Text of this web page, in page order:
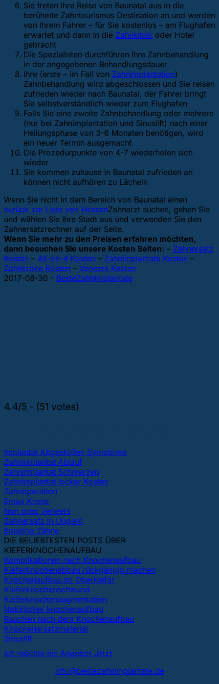
Sie treten Ihre Reise von Baunatal aus in die
berühmte Zahntourismus Destination an und werden
von Ihrem Fahrer – für Sie kostenlos – am Flughafen
erwartet und dann in die Zahnklinik oder Hotel
gebracht
Die Spezialisten durchführen Ihre Zahnbehandlung
in der angegebenen Behandlungsdauer
Ihre (erste – im Fall von Zahnimplantation)
Zahnbehandlung wird abgeschlossen und Sie reisen
zufrieden wieder nach Baunatal, der Fahrer bringt
Sie selbstverständlich wieder zum Flughafen
Falls Sie eine zweite Zahnbehandlung oder mehrere
(nur bei Zahnimplantation und Sinuslift) nach einer
Heilungsphase von 3-6 Monaten benötigen, wird
ein neuer Termin ausgemacht
Die Prozedurpunkte von 4-7 wiederholen sich
wieder
Sie kommen zuhause in Baunatal zufrieden an
können nicht aufhören zu Lächeln
Wenn Sie nicht in dem Bereich von Baunatal einen
Zahnarzt suchen, gehen Sie
zurück zur Liste von Hessen
und wählen Sie Ihre Stadt aus und verwenden Sie den
Zahnersatzrechner auf der Seite.
Wenn Sie mehr zu den Preisen erfahren möchten,
dann besuchen Sie unsere Kosten Seiten: – Zahnersatz
Kosten – All-on-4 Kosten – Zahnimplantate Kosten –
Zahnkrone Kosten – Veneers Kosten
2017-08-30 - BesteZahnImplantate
4.4/5 - (51 votes)
Implantat Abgestoßen Symptome
Zahnimplantat Ablauf
Zahnimplantat Schmerzen
Zahnimplantat locker Kosten
Zahnoperation
Emax Krone
Non prep Veneers
Zahnersatz in Ungarn
Bonding Zähne
DIE BELIEBTESTEN POSTS ÜBER
KIEFERKNOCHENAUFBAU
Komplikationen nach Knochenaufbau
Kieferknochenabbau rückgängig machen
Knochenaufbau im Oberkiefer
Kieferknochenschwund
Kieferknochenaugmentation
Natürlicher knochenaufbau
Rauchen nach dem Knochenaufbau
Knochenersatzmaterial
Sinuslift
Ich möchte ein Angebot Jetzt
info@bestezahnimplantate.de